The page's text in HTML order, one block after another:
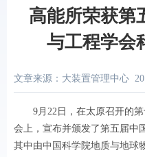
高能所荣获第
与工程学会
文章来源：大装置管理中心
9月 22 日，在太原召开的
会上，宣布并颁发了第五届中
其中由中国科学院地质与地球